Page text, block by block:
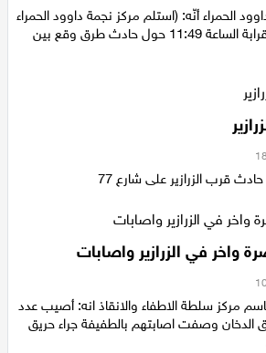
الحمراء أنّه: (استلم مركز نجمة داوود الحمراء
واخر في الزرازير واصابات
مركز سلطة الاطفاء والانقاذ انه: أصيب عدد
وصفت اصابتهم بالطفيفة جراء حريق